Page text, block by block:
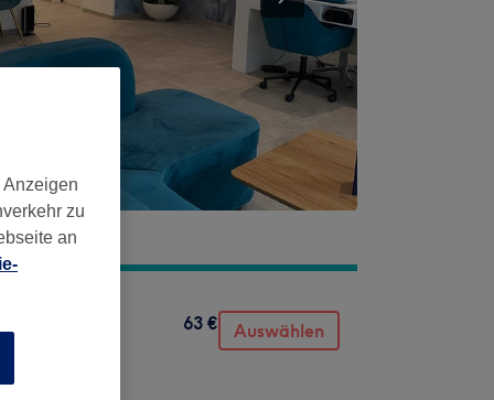
63 € Auswählen
zu
an